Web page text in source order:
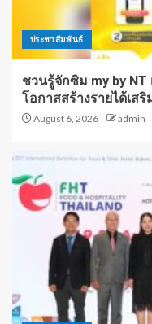
ประชาสัมพันธ์
ชวนรู้จักซิม my by NT
โอกาสสร้างรายได้เส
August 6, 2026 admin